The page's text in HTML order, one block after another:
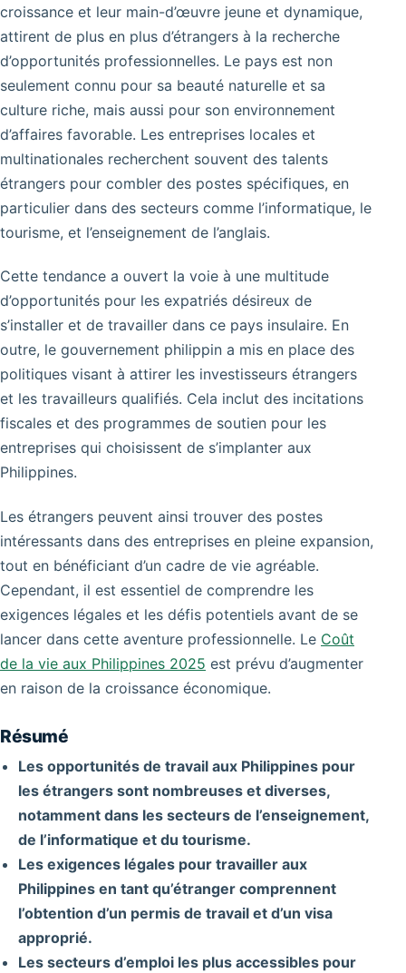
croissance et leur main-d’œuvre jeune et dynamique,
attirent de plus en plus d’étrangers à la recherche
d’opportunités professionnelles. Le pays est non
seulement connu pour sa beauté naturelle et sa
culture riche, mais aussi pour son environnement
d’affaires favorable. Les entreprises locales et
multinationales recherchent souvent des talents
étrangers pour combler des postes spécifiques, en
particulier dans des secteurs comme l’informatique, le
tourisme, et l’enseignement de l’anglais.
Cette tendance a ouvert la voie à une multitude
d’opportunités pour les expatriés désireux de
s’installer et de travailler dans ce pays insulaire. En
outre, le gouvernement philippin a mis en place des
politiques visant à attirer les investisseurs étrangers
et les travailleurs qualifiés. Cela inclut des incitations
fiscales et des programmes de soutien pour les
entreprises qui choisissent de s’implanter aux
Philippines.
Les étrangers peuvent ainsi trouver des postes
intéressants dans des entreprises en pleine expansion,
tout en bénéficiant d’un cadre de vie agréable.
Cependant, il est essentiel de comprendre les
exigences légales et les défis potentiels avant de se
lancer dans cette aventure professionnelle. Le Coût
de la vie aux Philippines 2025 est prévu d’augmenter
en raison de la croissance économique.
Résumé
Les opportunités de travail aux Philippines pour
les étrangers sont nombreuses et diverses,
notamment dans les secteurs de l’enseignement,
de l’informatique et du tourisme.
Les exigences légales pour travailler aux
Philippines en tant qu’étranger comprennent
l’obtention d’un permis de travail et d’un visa
approprié.
Les secteurs d’emploi les plus accessibles pour